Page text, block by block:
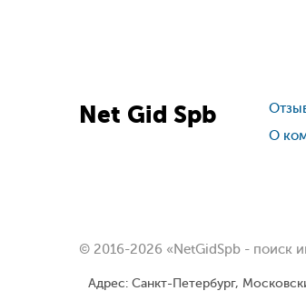
Net Gid Spb
О
© 2016-2026 «NetGidSpb - поиск
Адрес: Санкт-Петербург,